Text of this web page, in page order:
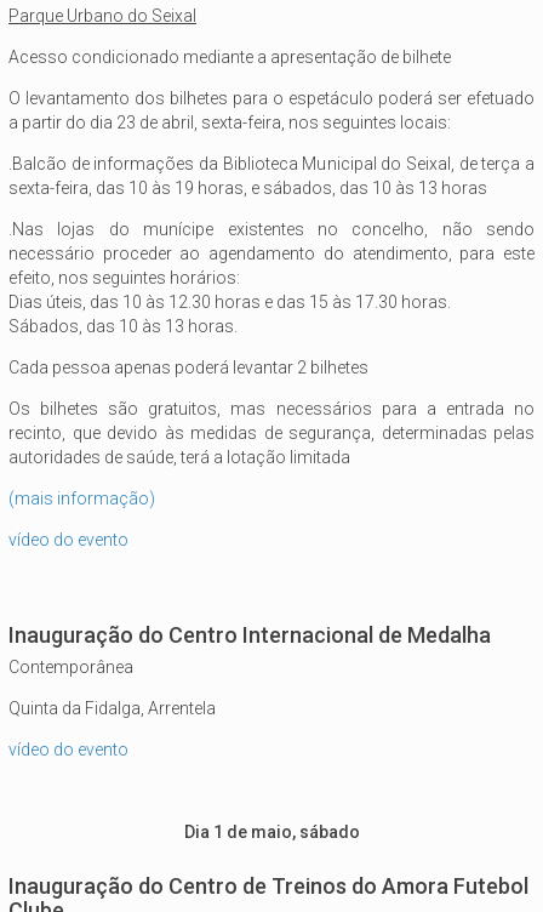
Parque Urbano do Seixal
Acesso condicionado mediante a apresentação de bilhete
O levantamento dos bilhetes para o espetáculo poderá ser efetuado
a partir do dia 23 de abril, sexta-feira, nos seguintes locais:
.Balcão de informações da Biblioteca Municipal do Seixal, de terça a
sexta-feira, das 10 às 19 horas, e sábados, das 10 às 13 horas
.Nas lojas do munícipe existentes no concelho, não sendo
necessário proceder ao agendamento do atendimento, para este
efeito, nos seguintes horários:
Dias úteis, das 10 às 12.30 horas e das 15 às 17.30 horas.
Sábados, das 10 às 13 horas.
Cada pessoa apenas poderá levantar 2 bilhetes
Os bilhetes são gratuitos, mas necessários para a entrada no
recinto, que devido às medidas de segurança, determinadas pelas
autoridades de saúde, terá a lotação limitada
(mais informação)
vídeo do evento
Inauguração do Centro Internacional de Medalha
Contemporânea
Quinta da Fidalga, Arrentela
vídeo do evento
Dia 1 de maio, sábado
Inauguração do Centro de Treinos do Amora Futebol